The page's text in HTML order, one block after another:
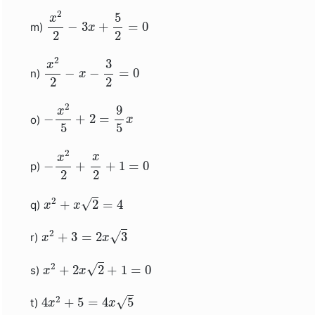
m)
x2
2
− 3x +
5
2
= 0
2 2=
n)
x2
2
− x −
3
2
= 0
2 2=
o) −
x2
5
+ 2 =
9
5
x
25 x
p) −
x2
2
+
x
2
+ 1 = 0
22
q)x2 + x√2 = 4
2 =4
r)x2 + 3 = 2x√3
2 3= x3
s)x2 + 2x√2 + 1 = 0
2 x +1
t)4x2 + 5 = 4x√5
4 x2 5= x